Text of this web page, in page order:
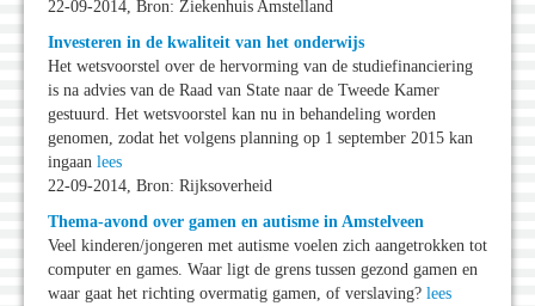
22-09-2014, Bron: Ziekenhuis Amstelland
Investeren in de kwaliteit van het onderwijs
Het wetsvoorstel over de hervorming van de studiefinanciering
is na advies van de Raad van State naar de Tweede Kamer
gestuurd. Het wetsvoorstel kan nu in behandeling worden
genomen, zodat het volgens planning op 1 september 2015 kan
ingaan lees
22-09-2014, Bron: Rijksoverheid
Thema-avond over gamen en autisme in Amstelveen
Veel kinderen/jongeren met autisme voelen zich aangetrokken tot
computer en games. Waar ligt de grens tussen gezond gamen en
waar gaat het richting overmatig gamen, of verslaving? lees